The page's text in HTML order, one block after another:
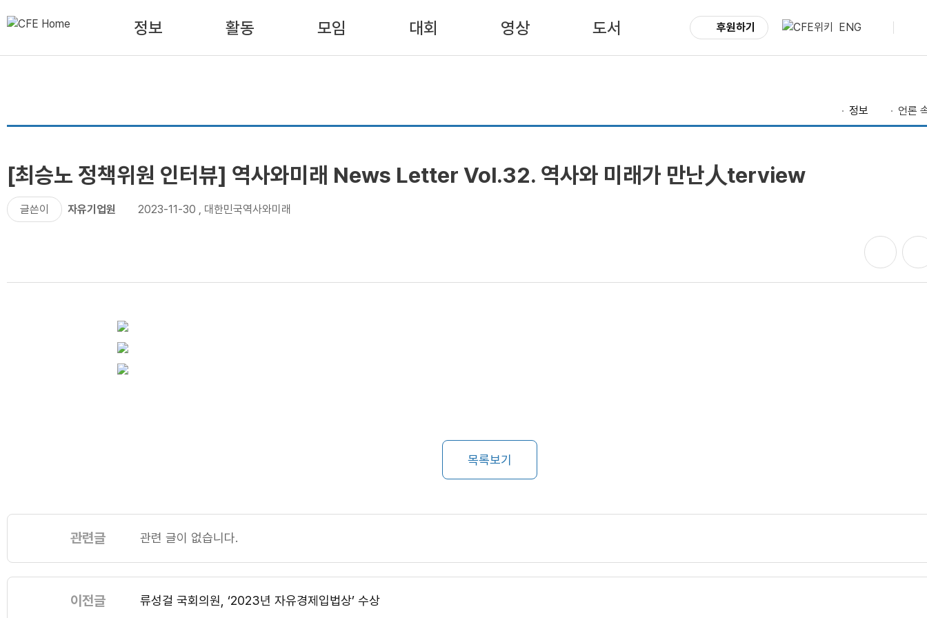
정보 활동 모임 대회 영상 도서 후원하기 ENG
정보 언론
[최승노 정책위원 인터뷰] 역사와미래 News Letter Vol.32. 역사와 미래가 만난人terview
글쓴이 자유기업원 2023-11-30 , 대한민국역사와미래
목록보기
관련글 관련 글이 없습니다.
이전글 류성걸 국회의원, ‘2023년 자유경제입법상’ 수상